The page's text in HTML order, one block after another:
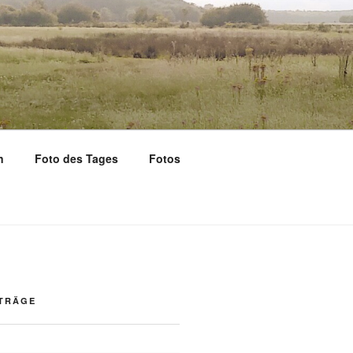
Foto des Tages Fotos